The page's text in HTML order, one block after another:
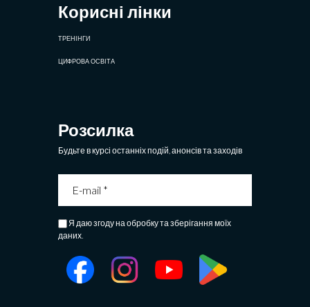
Корисні лінки
ТРЕНІНГИ
ЦИФРОВА ОСВІТА
Розсилка
Будьте в курсі останніх подій, анонсів та заходів
Я даю згоду на обробку та зберігання моїх
даних.